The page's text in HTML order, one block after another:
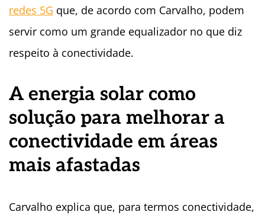
redes 5G que, de acordo com Carvalho, podem
servir como um grande equalizador no que diz
respeito à conectividade.
A energia solar como
solução para melhorar a
conectividade em áreas
mais afastadas
Carvalho explica que, para termos conectividade,